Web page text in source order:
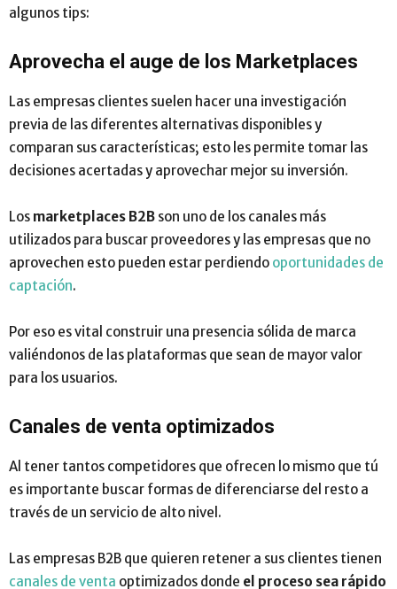
algunos tips:
Aprovecha el auge de los Marketplaces
Las empresas clientes suelen hacer una investigación
previa de las diferentes alternativas disponibles y
comparan sus características; esto les permite tomar las
decisiones acertadas y aprovechar mejor su inversión.
Los marketplaces B2B son uno de los canales más
utilizados para buscar proveedores y las empresas que no
aprovechen esto pueden estar perdiendo oportunidades de
captación.
Por eso es vital construir una presencia sólida de marca
valiéndonos de las plataformas que sean de mayor valor
para los usuarios.
Canales de venta optimizados
Al tener tantos competidores que ofrecen lo mismo que tú
es importante buscar formas de diferenciarse del resto a
través de un servicio de alto nivel.
Las empresas B2B que quieren retener a sus clientes tienen
canales de venta optimizados donde el proceso sea rápido